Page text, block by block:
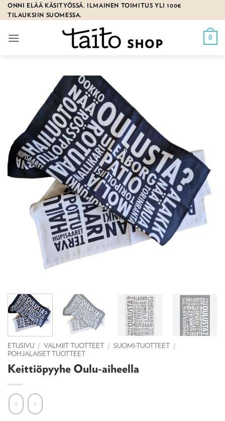
Skip
to
ONNI ELÄÄ KÄSITYÖSSÄ. ILMAINEN TOIMITUS YLI 100€
TILAUKSIIN SUOMESSA.
0
ETUSIVU / VALMIIT TUOTTEET / SUOMI-TUOTTEET /
POHJALAISET TUOTTEET
Keittiöpyyhe Oulu-aiheella